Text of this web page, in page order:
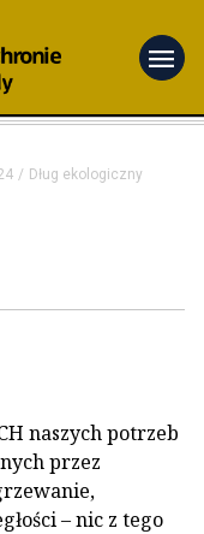
menu
Dług ekologiczny
naszych potrzeb
przez
– nic z tego